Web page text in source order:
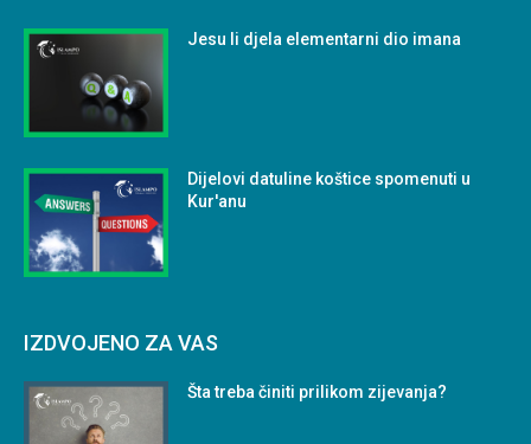
Jesu li djela elementarni dio imana
Dijelovi datuline koštice spomenuti u
Kur'anu
IZDVOJENO ZA VAS
Šta treba činiti prilikom zijevanja?